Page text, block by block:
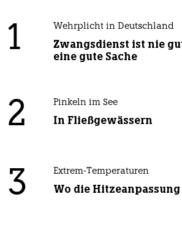
1 Wehrplicht in Deutschland
Zwangsdienst ist nie
eine gute Sache
2 Pinkeln im See
In Fließgewässern
3 Extrem-Temperaturen
Wo die